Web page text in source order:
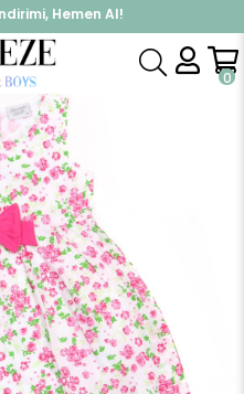
Hemen Al!
Kap, Hemen Üye Ol!
0
Uzun Kol Elbise